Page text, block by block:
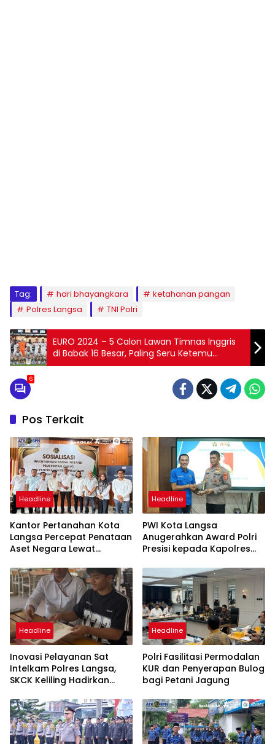
Tag: hari bhayangkara
ketahanan pangan
Polres Langsa
TNI Polri
EURO 2024 – 5 Calon Lawan Timnas Inggris
di Babak 16 Besar, Paling Seru Ketemu
Belanda
6
Pos Terkait
Headline
Kantor Pertanahan Kota
Langsa Percepat Penataan
Aset Negara Lewat
Headline
PWI Kota Langsa
Anugerahkan Award Polri
Presisi kepada Kapolres
Headline
Inovasi Pelayanan Sat
Intelkam Polres Langsa,
SKCK Keliling Hadirkan
Mudah dan Humanis
Headline
Polri Fasilitasi Permodalan
KUR dan Penyerapan Bulog
bagi Petani Jagung